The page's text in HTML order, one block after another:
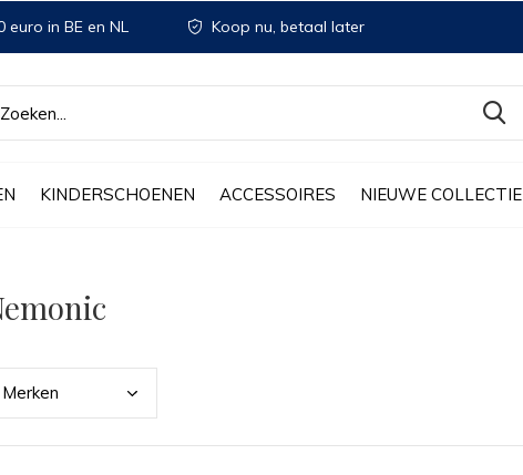
KINDERSCHOENEN ACCESSOIRES NIEUWE COLLECTIE
in BE en NL Koop nu, betaal later
Merken